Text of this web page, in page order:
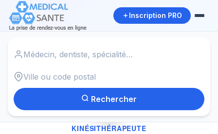
Inscription PRO
Rechercher
✓
KINÉSITHÉRAPEUTE